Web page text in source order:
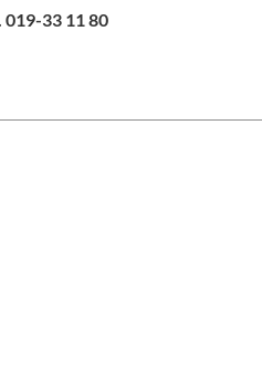
019-33 11 80